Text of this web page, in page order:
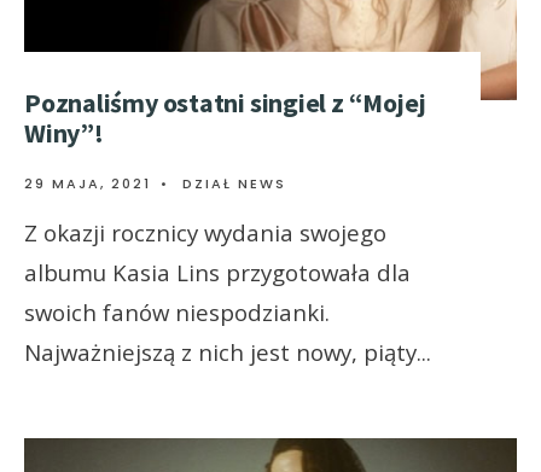
Poznaliśmy ostatni singiel z “Mojej
Winy”!
29 MAJA, 2021 • DZIAŁ NEWS
Z okazji rocznicy wydania swojego
albumu Kasia Lins przygotowała dla
swoich fanów niespodzianki.
Najważniejszą z nich jest nowy, piąty...